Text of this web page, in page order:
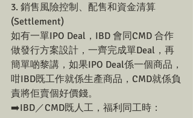
3. 銷售風險控制、配售和資金清算
(Settlement)
如有一單IPO Deal，IBD 會同CMD 合作
做發行方案設計，一齊完成單Deal，再
簡單啲黎講，如果IPO Deal係一個商品，
咁IBD既工作就係生產商品，CMD就係負
責將佢賣個好價錢。
➡️IBD／CMD既人工，福利同工時：